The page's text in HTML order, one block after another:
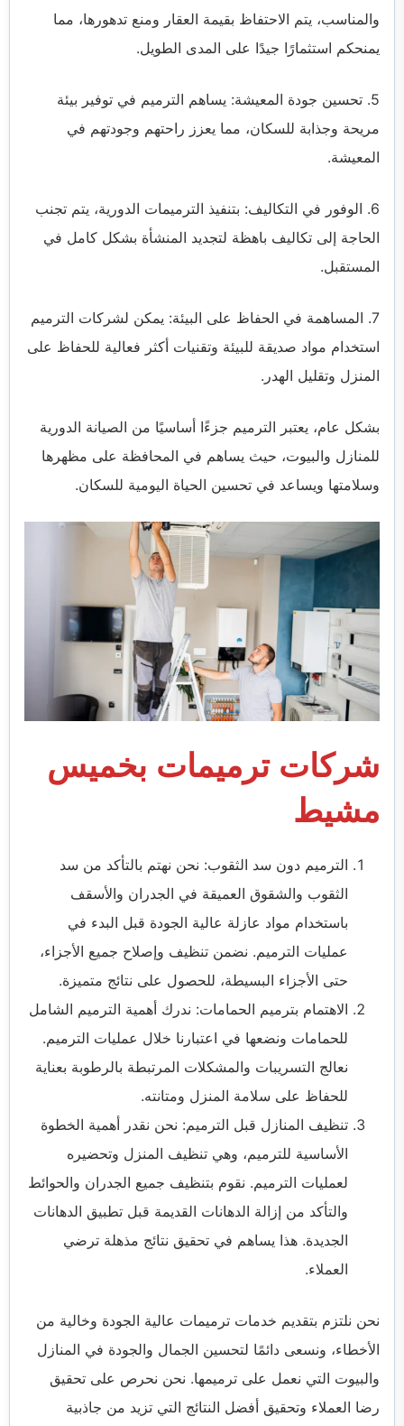
والمناسب، يتم الاحتفاظ بقيمة العقار ومنع تدهورها، مما
يمنحكم استثمارًا جيدًا على المدى الطويل.
5. تحسين جودة المعيشة: يساهم الترميم في توفير بيئة
مريحة وجذابة للسكان، مما يعزز راحتهم وجودتهم في
المعيشة.
6. الوفور في التكاليف: بتنفيذ الترميمات الدورية، يتم تجنب
الحاجة إلى تكاليف باهظة لتجديد المنشأة بشكل كامل في
المستقبل.
7. المساهمة في الحفاظ على البيئة: يمكن لشركات الترميم
استخدام مواد صديقة للبيئة وتقنيات أكثر فعالية للحفاظ على
المنزل وتقليل الهدر.
بشكل عام، يعتبر الترميم جزءًا أساسيًا من الصيانة الدورية
للمنازل والبيوت، حيث يساهم في المحافظة على مظهرها
وسلامتها ويساعد في تحسين الحياة اليومية للسكان.
شركات ترميمات بخميس
مشيط
الترميم دون سد الثقوب: نحن نهتم بالتأكد من سد
الثقوب والشقوق العميقة في الجدران والأسقف
باستخدام مواد عازلة عالية الجودة قبل البدء في
عمليات الترميم. نضمن تنظيف وإصلاح جميع الأجزاء،
حتى الأجزاء البسيطة، للحصول على نتائج متميزة.
الاهتمام بترميم الحمامات: ندرك أهمية الترميم الشامل
للحمامات ونضعها في اعتبارنا خلال عمليات الترميم.
نعالج التسريبات والمشكلات المرتبطة بالرطوبة بعناية
للحفاظ على سلامة المنزل ومتانته.
تنظيف المنازل قبل الترميم: نحن نقدر أهمية الخطوة
الأساسية للترميم، وهي تنظيف المنزل وتحضيره
لعمليات الترميم. نقوم بتنظيف جميع الجدران والحوائط
والتأكد من إزالة الدهانات القديمة قبل تطبيق الدهانات
الجديدة. هذا يساهم في تحقيق نتائج مذهلة ترضي
العملاء.
نحن نلتزم بتقديم خدمات ترميمات عالية الجودة وخالية من
الأخطاء، ونسعى دائمًا لتحسين الجمال والجودة في المنازل
والبيوت التي نعمل على ترميمها. نحن نحرص على تحقيق
رضا العملاء وتحقيق أفضل النتائج التي تزيد من جاذبية